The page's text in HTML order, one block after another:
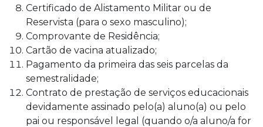
Certificado de Alistamento Militar ou de
Reservista (para o sexo masculino);
Comprovante de Residência;
Cartão de vacina atualizado;
Pagamento da primeira das seis parcelas da
semestralidade;
Contrato de prestação de serviços educacionais
devidamente assinado pelo(a) aluno(a) ou pelo
pai ou responsável legal (quando o/a aluno/a for